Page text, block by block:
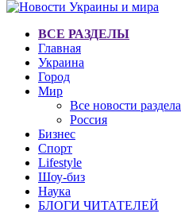
ВСЕ РАЗДЕЛЫ
Главная
Украина
Город
Мир
Все новости раздела
Россия
Бизнес
Спорт
Lifestyle
Шоу-биз
Наука
БЛОГИ ЧИТАТЕЛЕЙ